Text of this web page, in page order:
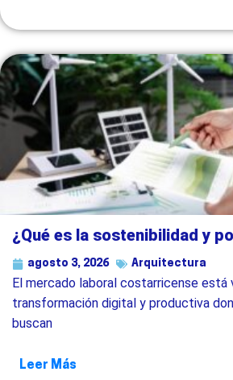
¿Qué es la sostenibilidad y
agosto 3, 2026 Arquitectura
El mercado laboral costarricense está
transformación digital y productiva
buscan
Leer Más